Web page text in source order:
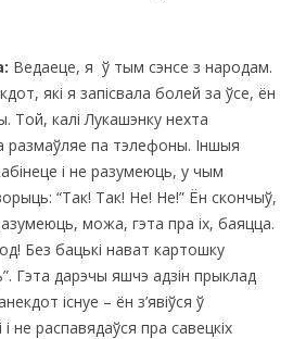
Ведаеце, я ў тым сэнсе з народам.
які я запісвала болей за ўсе, ён
Той, калі Лукашэнку нехта
размаўляе па тэлефоны. Іншыя
і не разумеюць, у чым
“Так! Так! Не! Не!” Ён скончыў,
можа, гэта пра іх, баяцца.
Без бацькі нават картошку
Гэта дарэчы яшчэ адзiн прыклад
iснуе – ён з’явiўся ў
не распавядаўся пра савецкiх